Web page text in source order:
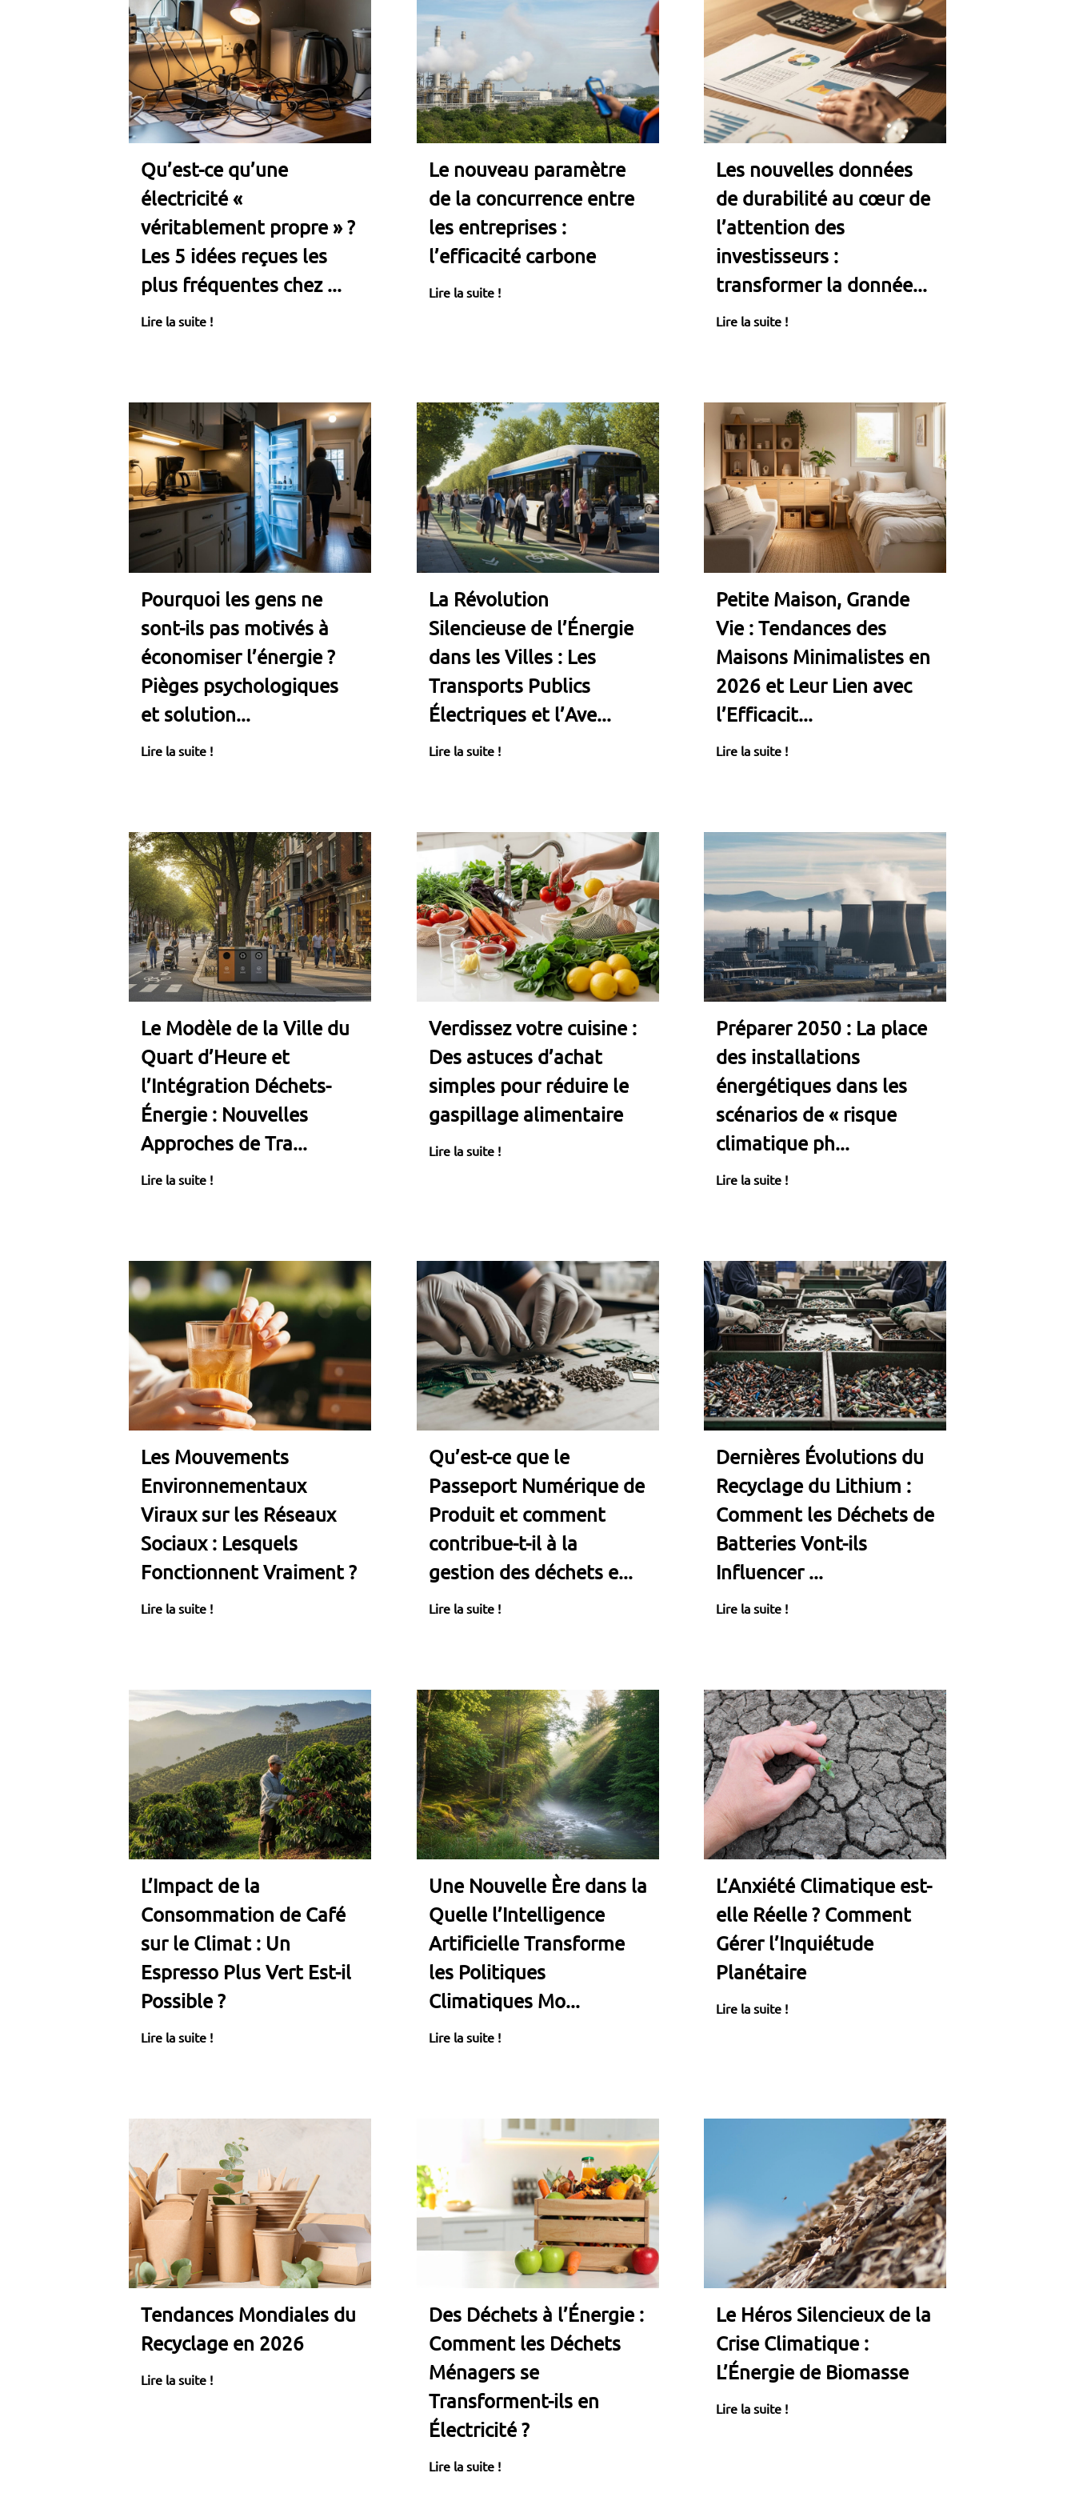
Qu’est-ce qu’une
électricité «
véritablement propre » ?
Les 5 idées reçues les
plus fréquentes chez ...
Lire la suite !
Le nouveau paramètre
de la concurrence entre
les entreprises :
l’efficacité carbone
Lire la suite !
Les nouvelles données
de durabilité au cœur de
l’attention des
investisseurs :
transformer la donnée...
Lire la suite !
Pourquoi les gens ne
sont-ils pas motivés à
économiser l’énergie ?
Pièges psychologiques
et solution...
Lire la suite !
La Révolution
Silencieuse de l’Énergie
dans les Villes : Les
Transports Publics
Électriques et l’Ave...
Lire la suite !
Petite Maison, Grande
Vie : Tendances des
Maisons Minimalistes en
2026 et Leur Lien avec
l’Efficacit...
Lire la suite !
Le Modèle de la Ville du
Quart d’Heure et
l’Intégration Déchets-
Énergie : Nouvelles
Approches de Tra...
Lire la suite !
Verdissez votre cuisine :
Des astuces d’achat
simples pour réduire le
gaspillage alimentaire
Lire la suite !
Préparer 2050 : La place
des installations
énergétiques dans les
scénarios de « risque
climatique ph...
Lire la suite !
Les Mouvements
Environnementaux
Viraux sur les Réseaux
Sociaux : Lesquels
Fonctionnent Vraiment ?
Lire la suite !
Qu’est-ce que le
Passeport Numérique de
Produit et comment
contribue-t-il à la
gestion des déchets e...
Lire la suite !
Dernières Évolutions du
Recyclage du Lithium :
Comment les Déchets de
Batteries Vont-ils
Influencer ...
Lire la suite !
L’Impact de la
Consommation de Café
sur le Climat : Un
Espresso Plus Vert Est-il
Possible ?
Lire la suite !
Une Nouvelle Ère dans la
Quelle l’Intelligence
Artificielle Transforme
les Politiques
Climatiques Mo...
Lire la suite !
L’Anxiété Climatique est-
elle Réelle ? Comment
Gérer l’Inquiétude
Planétaire
Lire la suite !
Tendances Mondiales du
Recyclage en 2026
Lire la suite !
Des Déchets à l’Énergie :
Comment les Déchets
Ménagers se
Transforment-ils en
Électricité ?
Lire la suite !
Le Héros Silencieux de la
Crise Climatique :
L’Énergie de Biomasse
Lire la suite !